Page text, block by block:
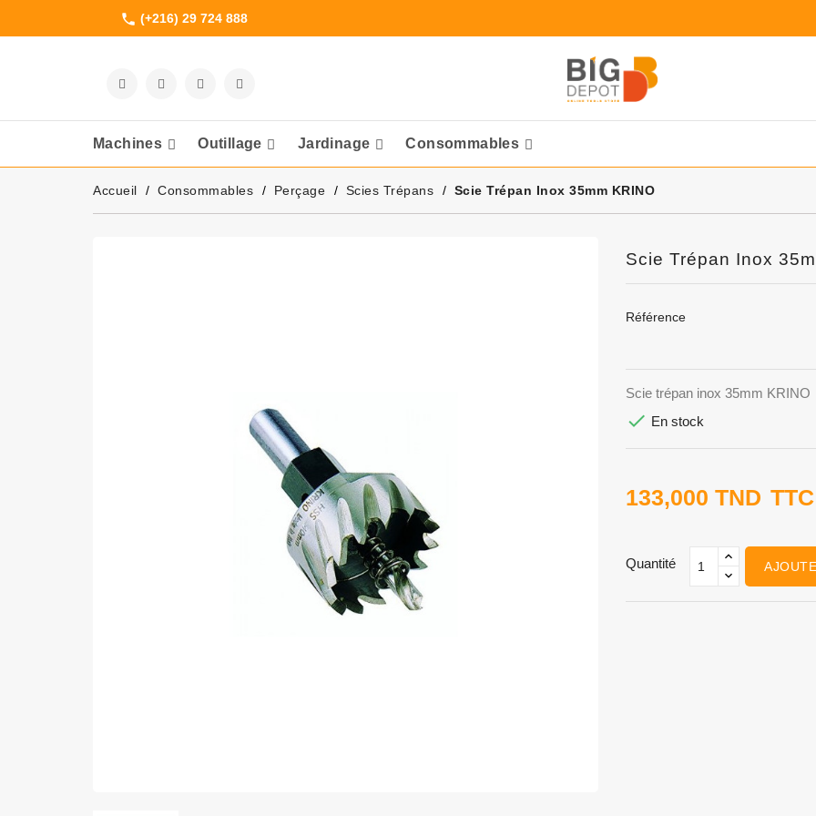
phone (+216) 29 724 888
Machines Outillage Jardinage Consommables
Accueil Consommables Perçage Scies Trépans Scie Trépan Inox 35mm KRINO
Scie Trépan Inox
Référence
Scie trépan inox 35mm KRINO
 En stock
133,000 TND TTC
Quantité